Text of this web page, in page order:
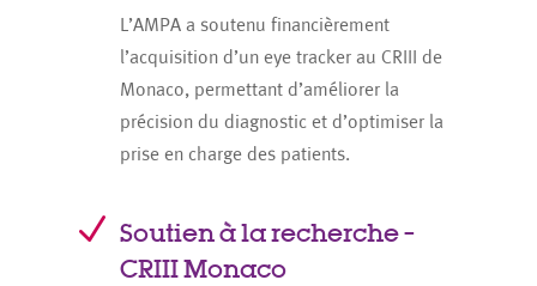
L’AMPA a soutenu financièrement
l’acquisition d’un eye tracker au CRIII de
Monaco, permettant d’améliorer la
précision du diagnostic et d’optimiser la
prise en charge des patients.
N Soutien à la recherche –
CRIII Monaco